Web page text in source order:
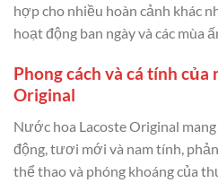
hợp cho nhiều hoàn cảnh khác
hoạt động ban ngày và các mùa
Phong cách và cá tính
Original
Nước hoa Lacoste Original
động, tươi mới và nam tính,
thể thao và phóng khoáng của